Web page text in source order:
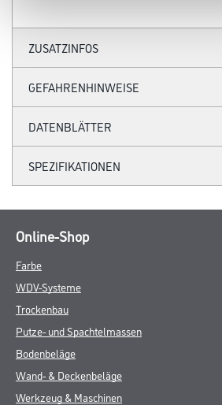
ZUSATZINFOS
GEFAHRENHINWEISE
DATENBLÄTTER
SPEZIFIKATIONEN
Online-Shop
Farbe
WDV-Systeme
Trockenbau
Putze- und Spachtelmassen
Bodenbeläge
Wand- & Deckenbeläge
Werkzeug & Maschinen